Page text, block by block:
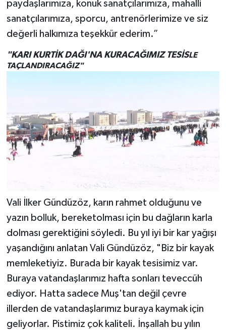
paydaşlarımıza, konuk sanatçılarımıza, mahalli
sanatçılarımıza, sporcu, antrenörlerimize ve siz
değerli halkımıza teşekkür ederim.”
"KARI KURTİK DAĞI'NA KURACAĞIMIZ TESİSLE
TAÇLANDIRACAĞIZ"
Vali İlker Gündüzöz, karın rahmet olduğunu ve
yazın bolluk, bereketolması için bu dağların karla
dolması gerektiğini söyledi. Bu yıl iyi bir kar yağışı
yaşandığını anlatan Vali Gündüzöz, "Biz bir kayak
memleketiyiz. Burada bir kayak tesisimiz var.
Buraya vatandaşlarımız hafta sonları teveccüh
ediyor. Hatta sadece Muş'tan değil çevre
illerden de vatandaşlarımız buraya kaymak için
geliyorlar. Pistimiz çok kaliteli. İnşallah bu yılın